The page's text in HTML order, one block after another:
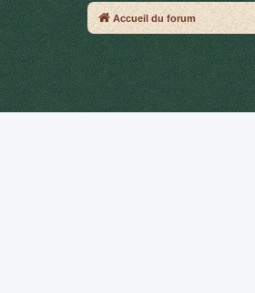
Accueil du forum